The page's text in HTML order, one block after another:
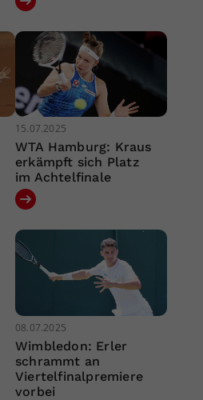
15.07.2025
WTA Hamburg: Kraus
erkämpft sich Platz
im Achtelfinale
08.07.2025
Wimbledon: Erler
schrammt an
Viertelfinalpremiere
vorbei